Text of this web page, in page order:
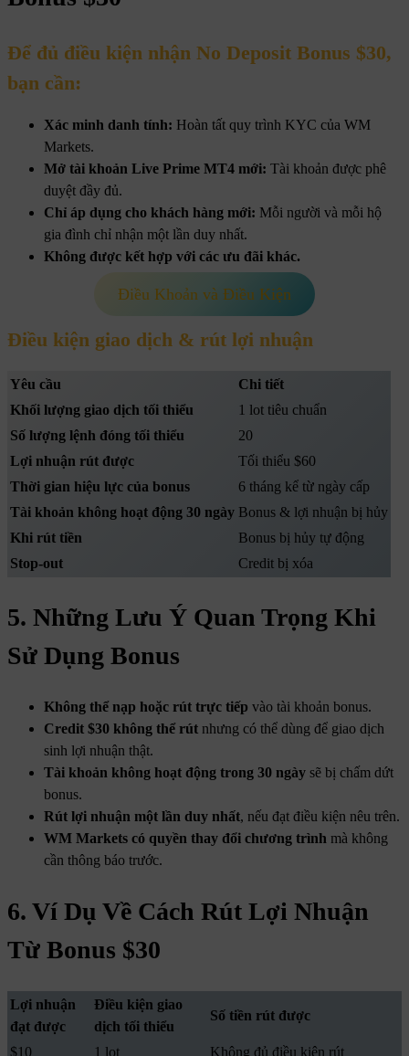
Để đủ điều kiện nhận No Deposit Bonus $30,
bạn cần:
Xác minh danh tính: Hoàn tất quy trình KYC của WM
Markets.
Mở tài khoản Live Prime MT4 mới: Tài khoản được phê
duyệt đầy đủ.
Chỉ áp dụng cho khách hàng mới: Mỗi người và mỗi hộ
gia đình chỉ nhận một lần duy nhất.
Không được kết hợp với các ưu đãi khác.
Điều Khoản và Điều Kiện
Điều kiện giao dịch & rút lợi nhuận
Yêu cầu
Chi tiết
Khối lượng giao dịch tối thiểu
1 lot tiêu chuẩn
Số lượng lệnh đóng tối thiểu
20
Lợi nhuận rút được
Tối thiểu $60
Thời gian hiệu lực của bonus
6 tháng kể từ ngày cấp
Tài khoản không hoạt động 30 ngày Bonus & lợi nhuận bị hủy
Khi rút tiền
Bonus bị hủy tự động
Stop-out
Credit bị xóa
5. Những Lưu Ý Quan Trọng Khi
Sử Dụng Bonus
Không thể nạp hoặc rút trực tiếp vào tài khoản bonus.
Credit $30 không thể rút nhưng có thể dùng để giao dịch
sinh lợi nhuận thật.
Tài khoản không hoạt động trong 30 ngày sẽ bị chấm dứt
bonus.
Rút lợi nhuận một lần duy nhất, nếu đạt điều kiện nêu trên.
WM Markets có quyền thay đổi chương trình mà không
cần thông báo trước.
6. Ví Dụ Về Cách Rút Lợi Nhuận
Từ Bonus $30
Lợi nhuận
đạt được
Điều kiện giao
dịch tối thiểu
Số tiền rút được
$10 1 lot
Không đủ điều kiện rút